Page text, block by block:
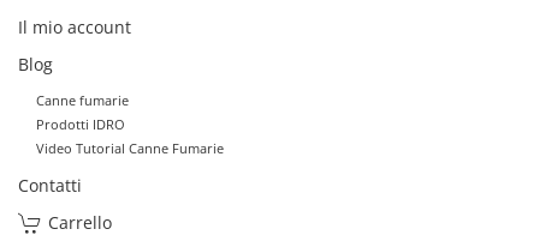
Il mio account
Blog
Canne fumarie
Prodotti IDRO
Video Tutorial Canne Fumarie
Contatti
Carrello